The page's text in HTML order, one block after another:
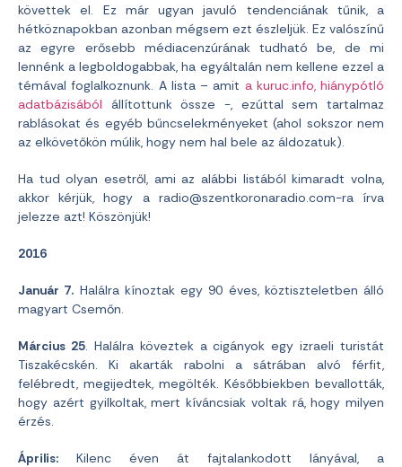
követtek el. Ez már ugyan javuló tendenciának tűnik, a
hétköznapokban azonban mégsem ezt észleljük. Ez valószínű
az egyre erősebb médiacenzúrának tudható be, de mi
lennénk a legboldogabbak, ha egyáltalán nem kellene ezzel a
témával foglalkoznunk. A lista – amit a kuruc.info, hiánypótló
adatbázisából állítottunk össze -, ezúttal sem tartalmaz
rablásokat és egyéb bűncselekményeket (ahol sokszor nem
az elkövetőkön múlik, hogy nem hal bele az áldozatuk).
Ha tud olyan esetről, ami az alábbi listából kimaradt volna,
akkor kérjük, hogy a radio@szentkoronaradio.com-raírva
jelezze azt! Köszönjük!
2016
Január 7. Halálra kínoztak egy 90 éves, köztiszteletben álló
magyart Csemőn.
Március 25. Halálra köveztek a cigányok egy izraeli turistát
Tiszakécskén. Ki akarták rabolni a sátrában alvó férfit,
felébredt, megijedtek, megölték. Későbbiekben bevallották,
hogy azért gyilkoltak, mert kíváncsiak voltak rá, hogy milyen
érzés.
Április: Kilenc éven át fajtalankodott lányával, a